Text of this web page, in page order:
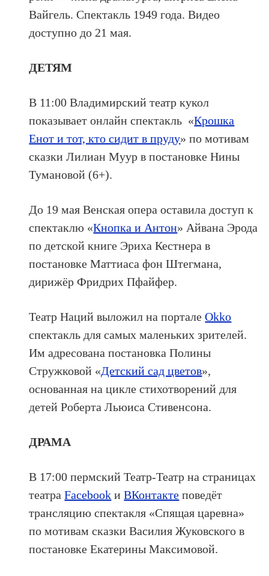
Вайгель. Спектакль 1949 года. Видео
доступно до 21 мая.
ДЕТЯМ
В 11:00 Владимирский театр кукол
показывает онлайн спектакль «Крошка
Енот и тот, кто сидит в пруду» по мотивам
сказки Лилиан Муур в постановке Нины
Тумановой (6+).
До 19 мая Венская опера оставила доступ к
спектаклю «Кнопка и Антон» Айвана Эрода
по детской книге Эриха Кестнера в
постановке Маттиаса фон Штегмана,
дирижёр Фридрих Пфайфер.
Театр Наций выложил на порталеOkko
спектакль для самых маленьких зрителей.
Им адресована постановка Полины
Стружковой «Детский сад цветов»,
основанная на цикле стихотворений для
детей Роберта Льюиса Стивенсона.
ДРАМА
В 17:00 пермский Театр-Театр на страницах
театраFacebook иВКонтакте поведёт
трансляцию спектакля «Спящая царевна»
по мотивам сказки Василия Жуковского в
постановке Екатерины Максимовой.